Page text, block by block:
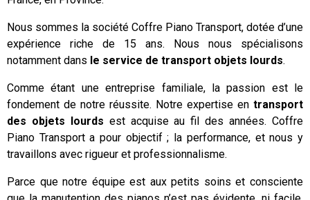
Nous sommes la société Coffre Piano Transport, dotée d’une
expérience riche de 15 ans. Nous nous spécialisons
notamment dans le service de transport objets lourds.
Comme étant une entreprise familiale, la passion est le
fondement de notre réussite. Notre expertise en transport
des objets lourds est acquise au fil des années. Coffre
Piano Transport a pour objectif ; la performance, et nous y
travaillons avec rigueur et professionnalisme.
Parce que notre équipe est aux petits soins et consciente